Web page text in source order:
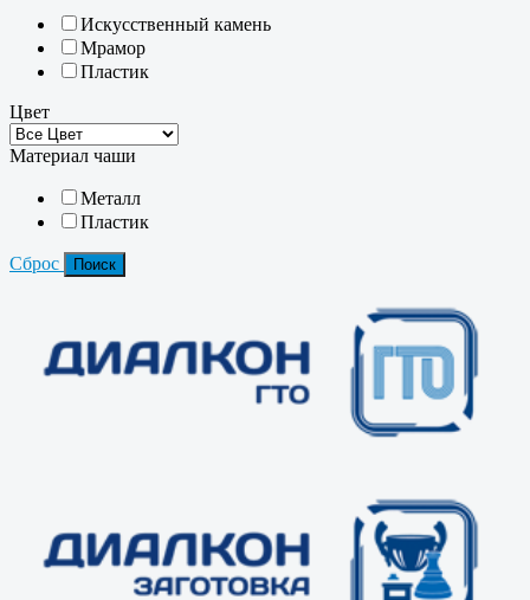
Искусственный камень
Мрамор
Пластик
Цвет
Материал чаши
Металл
Пластик
Сброс